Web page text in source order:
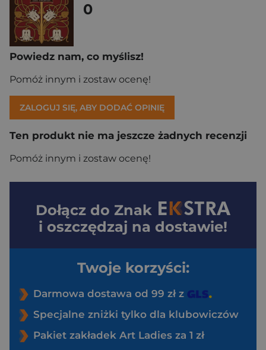
0
Powiedz nam, co myślisz!
Pomóż innym i zostaw ocenę!
ZALOGUJ SIĘ, ABY DODAĆ OPINIĘ
Ten produkt nie ma jeszcze żadnych recenzji
Pomóż innym i zostaw ocenę!
Dołącz do Znak
i oszczędzaj na dostawie!
Twoje korzyści:
Darmowa dostawa od 99 zł z
Specjalne zniżki tylko dla klubowiczów
Pakiet zakładek Art Ladies za 1 zł